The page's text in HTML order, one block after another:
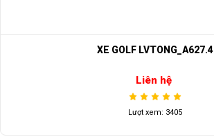
XE GOLF LVTONG_A627.4
Liên hệ
Lượt xem: 3405